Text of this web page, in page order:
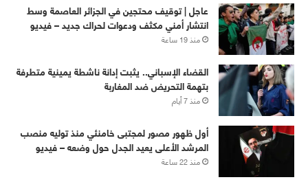
عاجل | توقيف محتجين في الجزائر العاصمة وسط
انتشار أمني مكثف ودعوات لحراك جديد – فيديو
منذ 19 ساعة
القضاء الإسباني.. يثبت إدانة ناشطة يمينية متطرفة
بتهمة التحريض ضد المغاربة
منذ 7 أيام
أول ظهور مصور لمجتبى خامنئي منذ توليه منصب
المرشد الأعلى يعيد الجدل حول وضعه – فيديو
منذ 22 ساعة